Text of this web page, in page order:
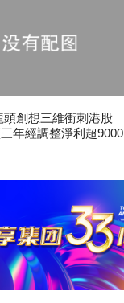
頭創想三維衝刺港股
年經調整淨利超9000